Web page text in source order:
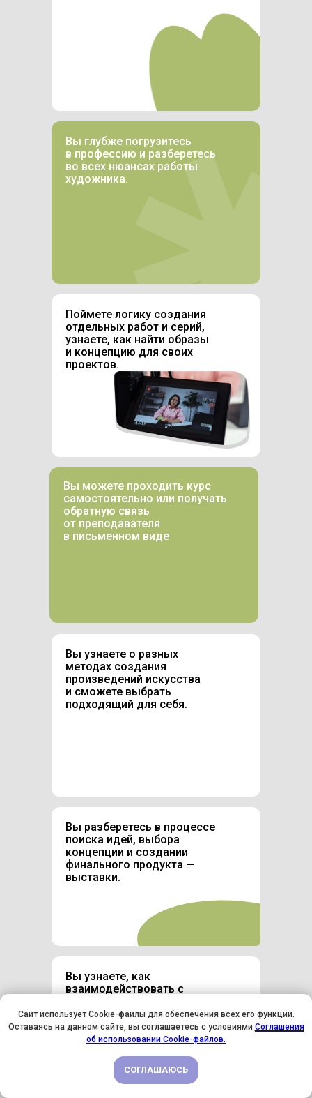
Вы разберетесь в процессе
поиска идей, выбора
концепции и создании
финального продукта —
выставки.
Вы узнаете, как
взаимодействовать с
выставками и СМИ.
Вы глубже погрузитесь
в профессию и разберетесь
во всех нюансах работы
художника.
Вы узнаете о разных
методах создания
произведений искусства
и сможете выбрать
подходящий для себя.
Поймете логику создания
отдельных работ и серий,
узнаете, как найти образы
и концепцию для своих
проектов.
Вы можете проходить курс
самостоятельно или получать
обратную связь
от преподавателя
в письменном виде
У НАС ДЕНЬ РОЖДЕНИЯ! ВСЕМ СКИДКИ НА ОБУЧЕНИЕ!
ПОДРОБНЕЕ
Сайт использует Cookie-файлы для обеспечения всех его функций.
Оставаясь на данном сайте, вы соглашаетесь с условиями Соглашения
об использовании Cookie-файлов.
СОГЛАШАЮСЬ